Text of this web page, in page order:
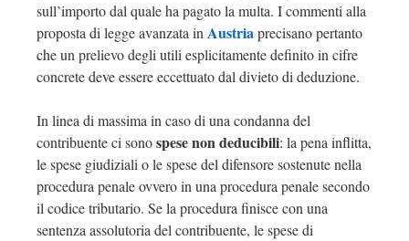
sull’importo dal quale ha pagato la multa. I commenti alla
proposta di legge avanzata in Austriaprecisano pertanto
che un prelievo degli utili esplicitamente definito in cifre
concrete deve essere eccettuato dal divieto di deduzione.
In linea di massima in caso di una condanna del
contribuente ci sonospese non deducibili: la pena inflitta,
le spese giudiziali o le spese del difensore sostenute nella
procedura penale ovvero in una procedura penale secondo
il codice tributario. Se la procedura finisce con una
sentenza assolutoria del contribuente, le spese di